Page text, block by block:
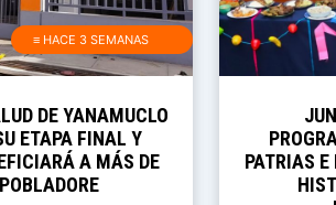
≡ HACE 3 SEMANAS
SU
DE FIESTAS
A DESCUBRIR SU
CULTURA Y
AULAS